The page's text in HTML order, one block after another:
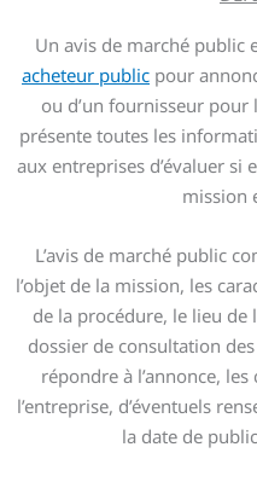
Un avis de marché public
acheteur public pour
ou d’un fournisseur pour
présente toutes les
aux entreprises d’évaluer si
mission
L’avis de marché public
l’objet de la mission, les
de la procédure, le lieu
dossier de consultation
répondre à l’annonce,
l’entreprise, d’éventuels
la date de